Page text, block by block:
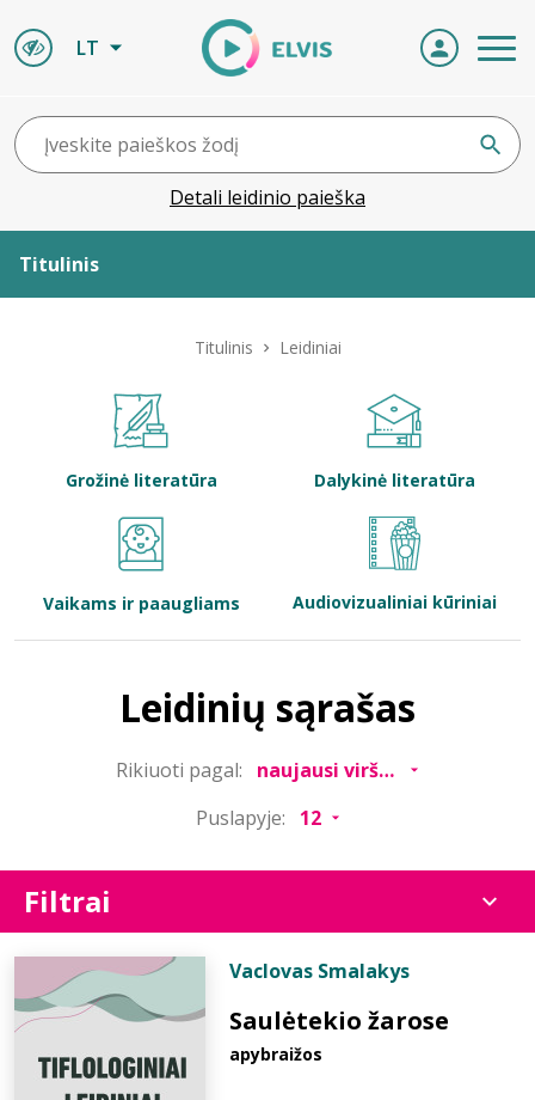
LT
Detali leidinio paieška
Titulinis
Bibliotekoms
Titulinis Leidiniai
Grožinė literatūra Dalykinė literatūra
Vaikams ir paaugliams Audiovizualiniai kūriniai
Leidinių sąrašas
Rikiuoti pagal:
Puslapyje:
Filtrai
Vaclovas Smalakys
Saulėtekio žarose
apybraižos